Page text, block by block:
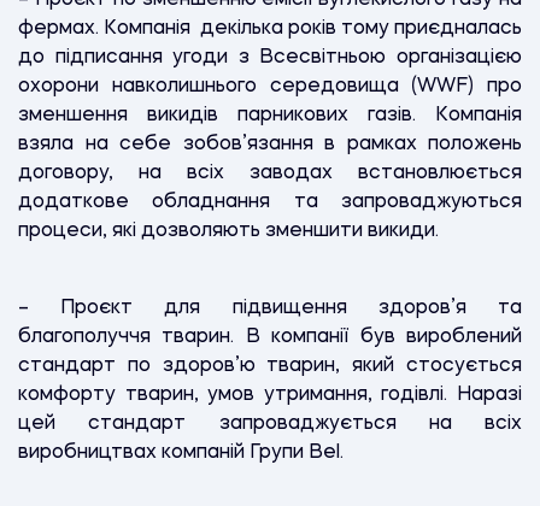
фермах. Компанія декілька років тому приєдналась
до підписання угоди з Всесвітньою організацією
охорони навколишнього середовища (WWF) про
зменшення викидів парникових газів. Компанія
взяла на себе зобов’язання в рамках положень
договору, на всіх заводах встановлюється
додаткове обладнання та запроваджуються
процеси, які дозволяють зменшити викиди.
– Проєкт для підвищення здоров’я та
благополуччя тварин. В компанії був вироблений
стандарт по здоров’ю тварин, який стосується
комфорту тварин, умов утримання, годівлі. Наразі
цей стандарт запроваджується на всіх
виробництвах компаній Групи Bel.